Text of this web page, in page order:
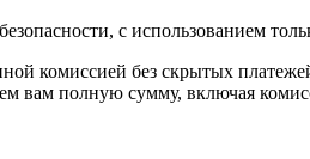
с использованием
комиссией без скрытых
вам полную сумму, включая